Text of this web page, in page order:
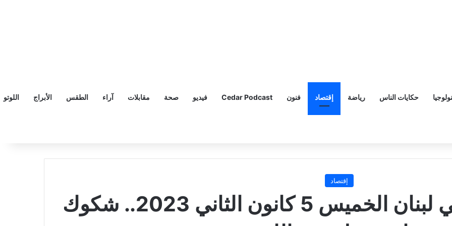
حكايات الناس رياضة إقتصاد فنون Cedar Podcast فيديو صحة مقابلات آراء الطقس الأبراج اللوتو
إقتصاد
سعر الدولار اليوم في لبنان الخميس 5 كانون الثاني 2023.. شكوك